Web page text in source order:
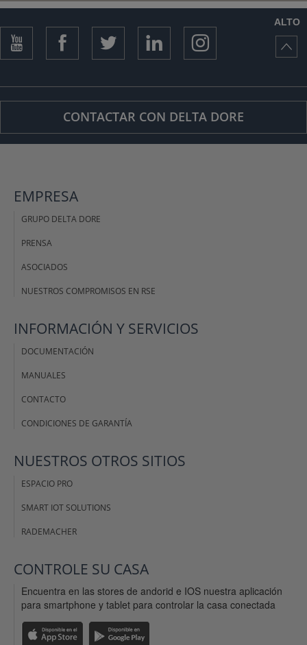
ALTO
CONTACTAR CON DELTA DORE
EMPRESA
GRUPO DELTA DORE
PRENSA
ASOCIADOS
NUESTROS COMPROMISOS EN RSE
INFORMACIÓN Y SERVICIOS
DOCUMENTACIÓN
MANUALES
CONTACTO
CONDICIONES DE GARANTÍA
NUESTROS OTROS SITIOS
ESPACIO PRO
SMART IOT SOLUTIONS
RADEMACHER
CONTROLE SU CASA
Encuentra en las stores de andorid e IOS nuestra aplicación
para smartphone y tablet para controlar la casa conectada